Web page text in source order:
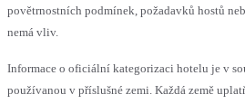
povětrnostních podmínek, požadavků hostů
nemá vliv.
Informace o oficiální kategorizaci hotelu je v
používanou v příslušné zemi. Každá země